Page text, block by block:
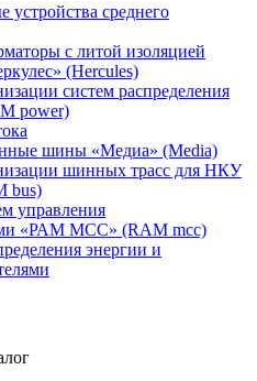
устройства среднего
с литой изоляцией
(Hercules)
систем распределения
power)
шины «Медиа» (Media)
шинных трасс для НКУ
bus)
управления
«РАМ МСС» (RAM mcc)
энергии и